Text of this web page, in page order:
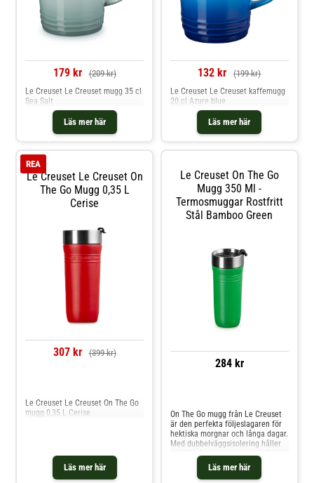
179 kr (209 kr)
Läs mer här
Le Creuset Le Creuset mugg 35 cl
Sea Salt
132 kr (199 kr)
Läs mer här
Le Creuset Le Creuset kaffemugg
20 cl Azure blue
Le Creuset Le Creuset On
The Go Mugg 0,35 L
Cerise
REA
307 kr (399 kr)
Läs mer här
Le Creuset Le Creuset On The Go
mugg 0,35 L Cerise
Le Creuset On The Go
Mugg 350 Ml -
Termosmuggar Rostfritt
Stål Bamboo Green
284 kr
Läs mer här
On The Go mugg från Le Creuset
är den perfekta följeslagaren för
hektiska morgnar och långa dagar.
Med dubbelväggsisolering håller
den din dryck varm längre, så att
du kan njuta av varje klunk i rätt
temperatur, från pendlingen till